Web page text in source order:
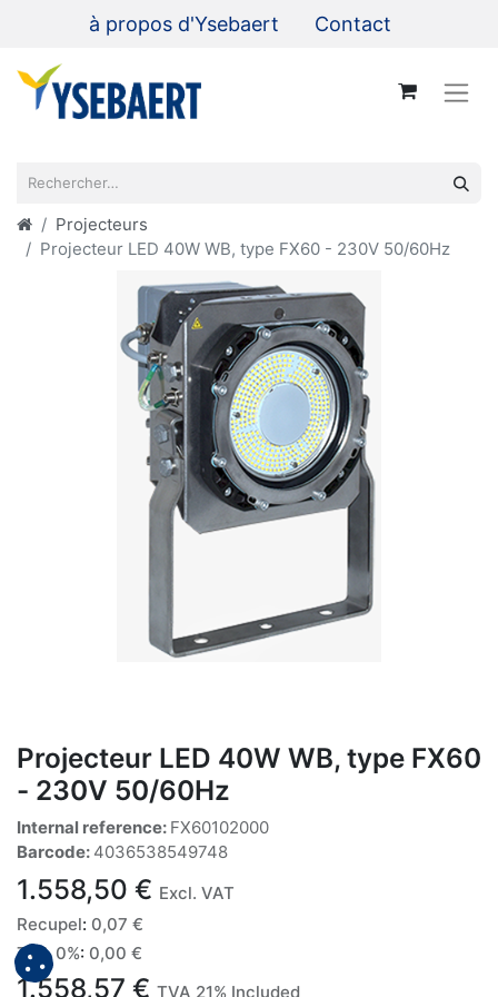
à propos d'Ysebaert Contact
Projecteurs
Projecteur LED 40W WB, type FX60 - 230V 50/60Hz
Projecteur LED 40W WB, type FX60
- 230V 50/60Hz
Internal reference: FX60102000
Barcode: 4036538549748
1.558,50 € Excl. VAT
Recupel: 0,07 €
TVA 0%: 0,00 €
1.558,57 € TVA 21% Included